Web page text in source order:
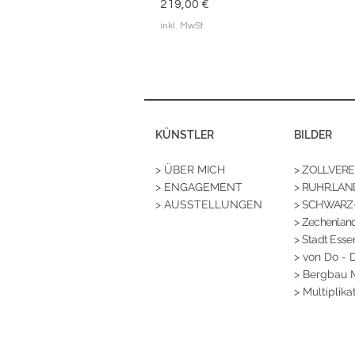
Preis
219,00 €
inkl. MwSt.
KÜNSTLER
> ÜBER MICH
> ENGAGEMENT
> AUSSTELLUNGEN
BILDER
>
>
>
>
> Stadt
> von Do -
> Bergbau
>